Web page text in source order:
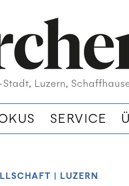
Luzern,
SERVICE
LUZERN